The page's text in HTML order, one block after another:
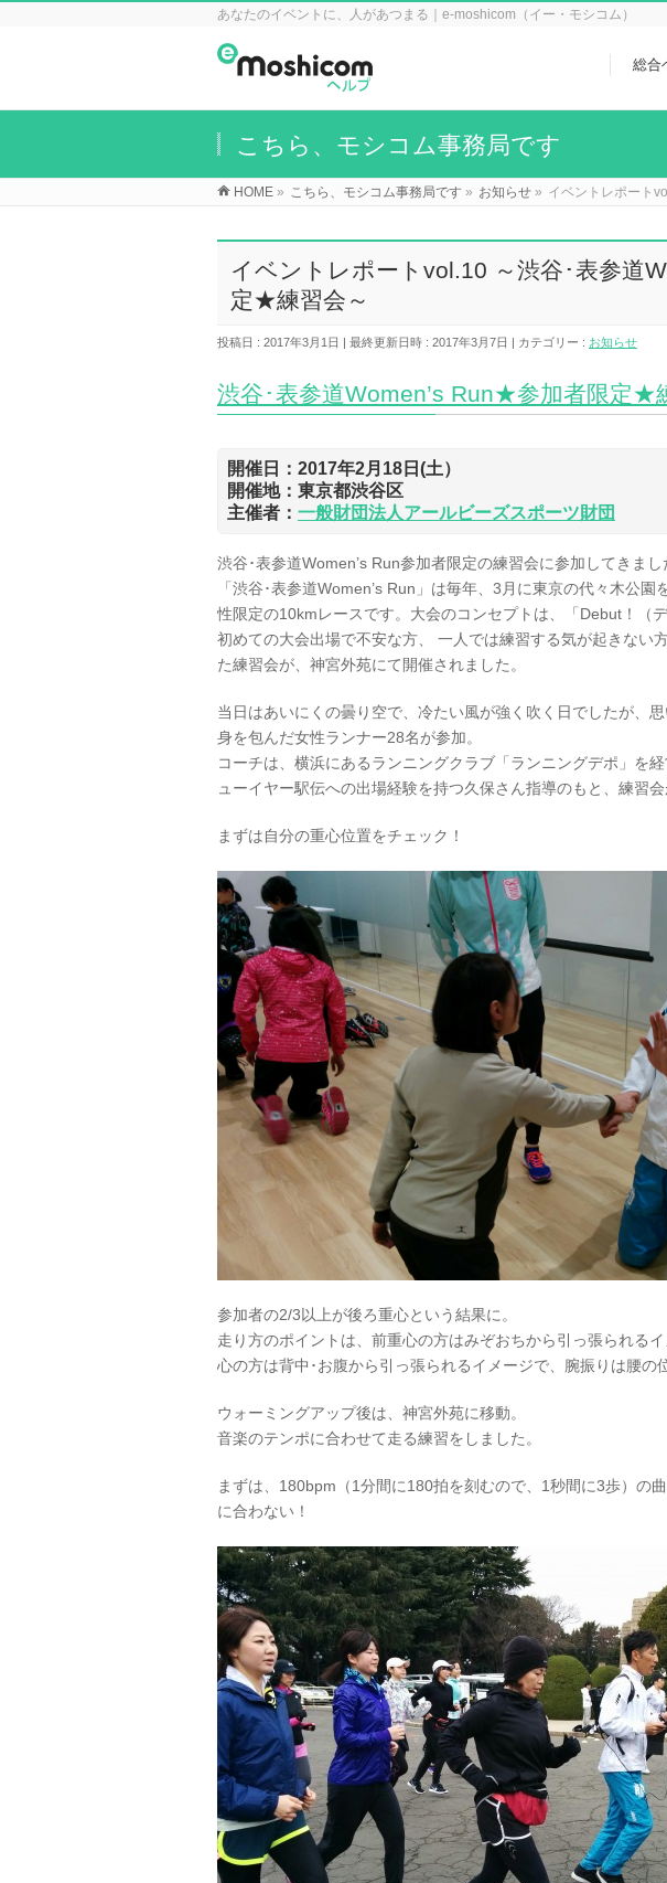
あなたのイベントに、人があつまる｜e-moshicom（イー・モシコム）
総合
こちら、モシコム事務局です
HOME » こちら、モシコム事務局です » お知らせ » イベントレポート
イベントレポートvol.10 ～渋谷･表参道
定★練習会～
投稿日 : 2017年3月1日 最終更新日時 : 2017年3月7日 カテゴリー : お知らせ
渋谷･表参道Women’s Run★参加者限定★
開催日：2017年2月18日(土）
開催地：東京都渋谷区
主催者： 一般財団法人アールビーズスポーツ財団
渋谷･表参道Women’s Run参加者限定の練習会に参加してきまし
「渋谷･表参道Women’s Run」は毎年、3月に東京の代々木公
性限定の10kmレースです。大会のコンセプトは、「Debut！（デ
初めての大会出場で不安な方、 一人では練習する気が起きない
た練習会が、神宮外苑にて開催されました。
当日はあいにくの曇り空で、冷たい風が強く吹く日でしたが、
身を包んだ女性ランナー28名が参加。
コーチは、横浜にあるランニングクラブ「ランニングデポ」を
ューイヤー駅伝への出場経験を持つ久保さん指導のもと、練習会
まずは自分の重心位置をチェック！
参加者の2/3以上が後ろ重心という結果に。
走り方のポイントは、前重心の方はみぞおちから引っ張られる
心の方は背中･お腹から引っ張られるイメージで、腕振りは腰の
ウォーミングアップ後は、神宮外苑に移動。
音楽のテンポに合わせて走る練習をしました。
まずは、180bpm（1分間に180拍を刻むので、1秒間に3歩）の
に合わない！